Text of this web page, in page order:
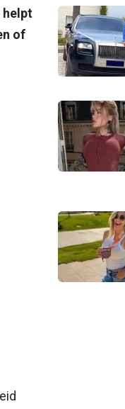
helpt
of